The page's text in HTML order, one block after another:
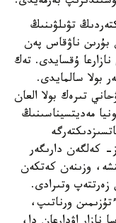
تۋىلۋىنىڭ
بۇرىن ناۋقاس پەن
نازارعا ۇقسايدى. تەك
بولا سالمايدى.
تىرەك بولا العان
مەديتسيناسىنىڭ
كەلگەن دارىگەر
وزىنەن كەتكەن
وتىرادى.
ورناتىپ،